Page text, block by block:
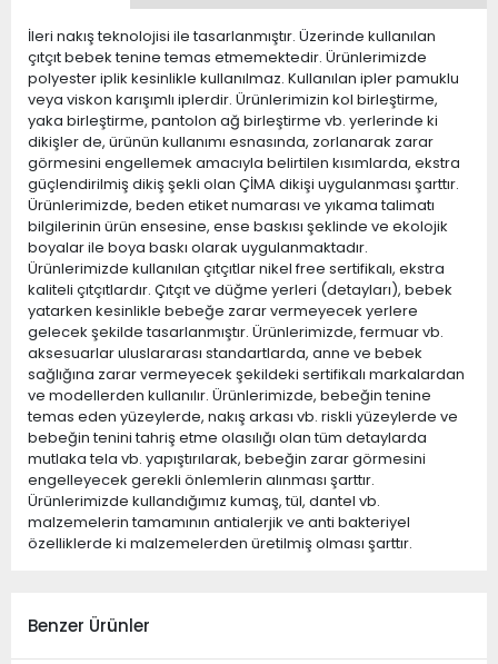
İleri nakış teknolojisi ile tasarlanmıştır. Üzerinde kullanılan
çıtçıt bebek tenine temas etmemektedir. Ürünlerimizde
polyester iplik kesinlikle kullanılmaz. Kullanılan ipler pamuklu
veya viskon karışımlı iplerdir. Ürünlerimizin kol birleştirme,
yaka birleştirme, pantolon ağ birleştirme vb. yerlerinde ki
dikişler de, ürünün kullanımı esnasında, zorlanarak zarar
görmesini engellemek amacıyla belirtilen kısımlarda, ekstra
güçlendirilmiş dikiş şekli olan ÇİMA dikişi uygulanması şarttır.
Ürünlerimizde, beden etiket numarası ve yıkama talimatı
bilgilerinin ürün ensesine, ense baskısı şeklinde ve ekolojik
boyalar ile boya baskı olarak uygulanmaktadır.
Ürünlerimizde kullanılan çıtçıtlar nikel free sertifikalı, ekstra
kaliteli çıtçıtlardır. Çıtçıt ve düğme yerleri (detayları), bebek
yatarken kesinlikle bebeğe zarar vermeyecek yerlere
gelecek şekilde tasarlanmıştır. Ürünlerimizde, fermuar vb.
aksesuarlar uluslararası standartlarda, anne ve bebek
sağlığına zarar vermeyecek şekildeki sertifikalı markalardan
ve modellerden kullanılır. Ürünlerimizde, bebeğin tenine
temas eden yüzeylerde, nakış arkası vb. riskli yüzeylerde ve
bebeğin tenini tahriş etme olasılığı olan tüm detaylarda
mutlaka tela vb. yapıştırılarak, bebeğin zarar görmesini
engelleyecek gerekli önlemlerin alınması şarttır.
Ürünlerimizde kullandığımız kumaş, tül, dantel vb.
malzemelerin tamamının antialerjik ve anti bakteriyel
özelliklerde ki malzemelerden üretilmiş olması şarttır.
Benzer Ürünler